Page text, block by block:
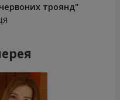
троянд"